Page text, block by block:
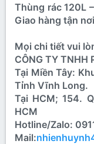
Thùng rác 120L
Giao hàng tận
Mọi chi tiết vui
CÔNG TY TNHH
Tại Miền Tây:
Tỉnh Vĩnh Long.
Tại HCM; 154.
HCM
Hotline/Zalo:
Mail: